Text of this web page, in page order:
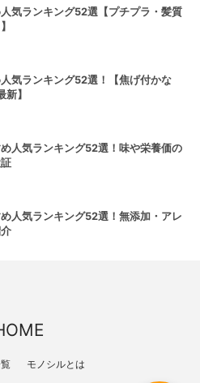
気ランキング52選【プチプラ・髪質
気ランキング52選！【焦げ付かな
】
人気ランキング52選！味や栄養価の
人気ランキング52選！無添加・アレ
モノシルとは